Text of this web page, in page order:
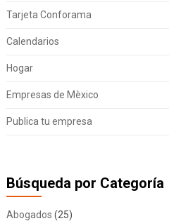
Tarjeta Conforama
Calendarios
Hogar
Empresas de Mèxico
Publica tu empresa
Búsqueda por Categoría
Abogados (25)